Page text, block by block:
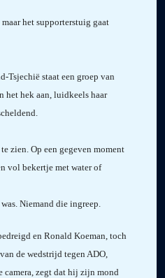
het supporterstuig gaat
Tsjechië staat een groep van
het hek aan, luidkeels haar
zien. Op een gegeven moment
vol bekertje met water of
Niemand die ingreep.
en Ronald Koeman, toch
de wedstrijd tegen ADO,
camera, zegt dat hij zijn mond